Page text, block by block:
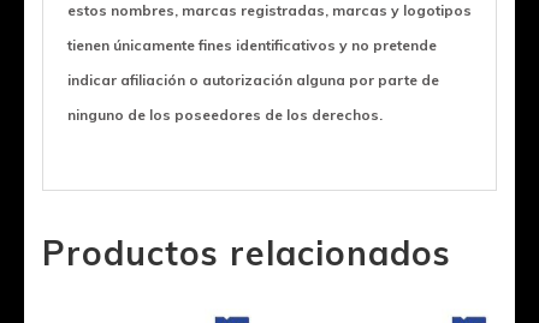
estos nombres, marcas registradas, marcas y logotipos
tienen únicamente fines identificativos y no pretende
indicar afiliación o autorización alguna por parte de
ninguno de los poseedores de los derechos.
Productos relacionados